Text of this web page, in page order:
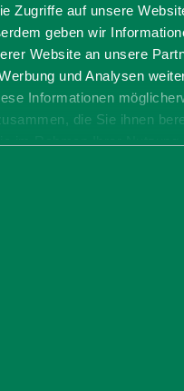
Zugriffe auf unsere
geben wir
Website an unsere
und Analysen
Informationen
die Sie ihnen
unsere Webseite weiterhin